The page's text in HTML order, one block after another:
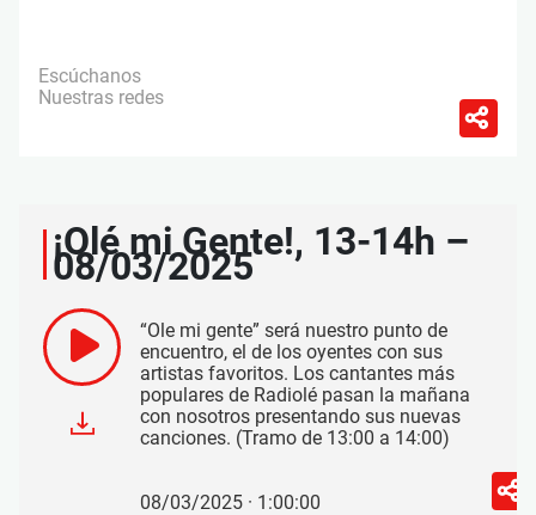
Escúchanos
Nuestras redes
¡Olé mi Gente!, 13-14h –
08/03/2025
“Ole mi gente” será nuestro punto de
encuentro, el de los oyentes con sus
artistas favoritos. Los cantantes más
populares de Radiolé pasan la mañana
con nosotros presentando sus nuevas
canciones. (Tramo de 13:00 a 14:00)
08/03/2025 · 1:00:00